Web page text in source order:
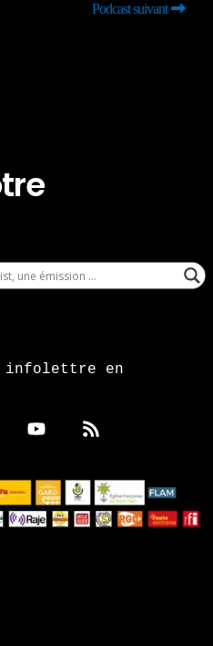
Podcast suivant
infolettre en